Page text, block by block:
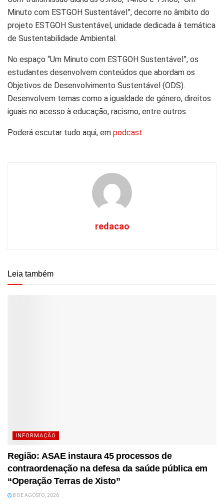
Minuto com ESTGOH Sustentável”, decorre no âmbito do
projeto ESTGOH Sustentável, unidade dedicada à temática
de Sustentabilidade Ambiental.
No espaço “Um Minuto com ESTGOH Sustentável”, os
estudantes desenvolvem conteúdos que abordam os
Objetivos de Desenvolvimento Sustentável (ODS).
Desenvolvem temas como a igualdade de género, direitos
iguais no acesso à educação, racismo, entre outros.
Poderá escutar tudo aqui, em podcast.
redacao
Leia também
INFORMAÇÃO
Região: ASAE instaura 45 processos de
contraordenação na defesa da saúde pública em
“Operação Terras de Xisto”
8 DE AGOSTO, 2026